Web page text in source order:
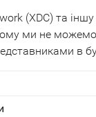
(XDC) та
ми не можемо
в